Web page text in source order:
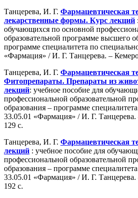
Танцерева, И. Г. Фармацевтическая
лекарственные формы. Курс лекций
обучающихся по основной
образовательной программе высшего
программе специалитета по
«Фармация» / И. Г. Танцерева. –
Танцерева, И. Г. Фармацевтическая
Фитопрепараты. Препараты из
лекций: учебное пособие для
профессиональной образовательной
образования – программе
33.05.01 «Фармация» / И. Г.
129 с.
Танцерева, И. Г. Фармацевтическая
лекций : учебное пособие для
профессиональной образовательной
образования – программе
33.05.01 «Фармация» / И. Г.
192 с.